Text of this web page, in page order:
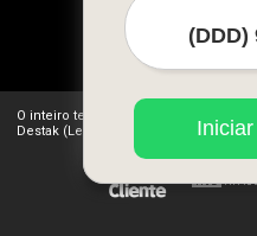
Mais
O inteiro teor deste site está sujeito
Destak (Lei 9610 de 19/02/1998)